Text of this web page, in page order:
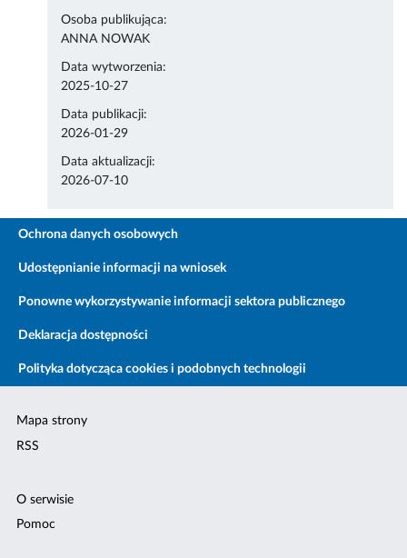
Osoba publikująca:
ANNA NOWAK
Data wytworzenia:
2025-10-27
Data publikacji:
2026-01-29
Data aktualizacji:
2026-07-10
Ochrona danych osobowych
Udostępnianie informacji na wniosek
Ponowne wykorzystywanie informacji sektora publicznego
Deklaracja dostępności
Polityka dotycząca cookies i podobnych technologii
Mapa strony
RSS
O serwisie
Pomoc